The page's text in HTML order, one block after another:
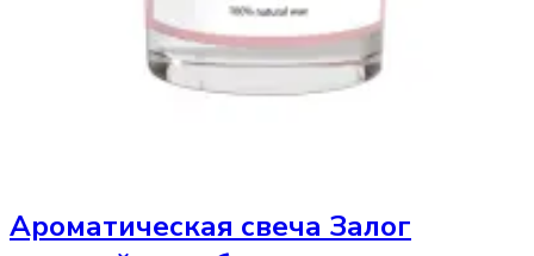
Ароматическая свеча Залог